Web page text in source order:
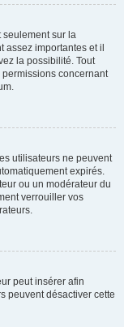
seulement sur la
assez importantes et il
la possibilité. Tout
concernant
utilisateurs ne peuvent
expirés.
ou un modérateur du
verrouiller vos
peut insérer afin
peuvent désactiver cette